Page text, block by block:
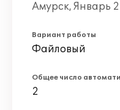
Амурск, Январь
Вариант работы
Файловый
Общее число
2